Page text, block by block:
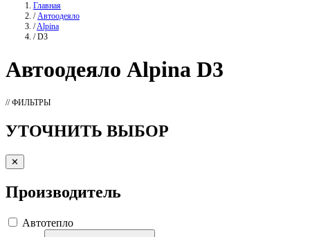
Главная
/ Автоодеяло
/Alpina
/ D3
Автоодеяло Alpina D3
// ФИЛЬТРЫ
УТОЧНИТЬ ВЫБОР
✕
Производитель
Автотепло